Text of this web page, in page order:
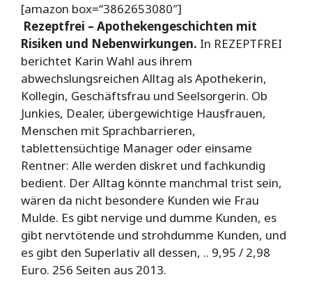
[amazon box=“3862653080″]
Rezeptfrei – Apothekengeschichten mit
Risiken und Nebenwirkungen. In REZEPTFREI
berichtet Karin Wahl aus ihrem
abwechslungsreichen Alltag als Apothekerin,
Kollegin, Geschäftsfrau und Seelsorgerin. Ob
Junkies, Dealer, übergewichtige Hausfrauen,
Menschen mit Sprachbarrieren,
tablettensüchtige Manager oder einsame
Rentner: Alle werden diskret und fachkundig
bedient. Der Alltag könnte manchmal trist sein,
wären da nicht besondere Kunden wie Frau
Mulde. Es gibt nervige und dumme Kunden, es
gibt nervtötende und strohdumme Kunden, und
es gibt den Superlativ all dessen, .. 9,95 / 2,98
Euro. 256 Seiten aus 2013.